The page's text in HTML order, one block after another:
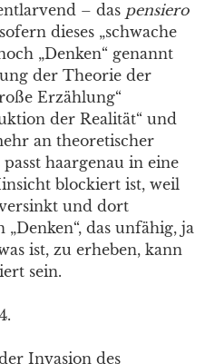
– das pensiero
dieses „schwache
„Denken“ genannt
der Theorie der
Erzählung“
der Realität“ und
an theoretischer
haargenau in eine
blockiert ist, weil
und dort
das unfähig, ja
ist, zu erheben, kann
sein.
Invasion des